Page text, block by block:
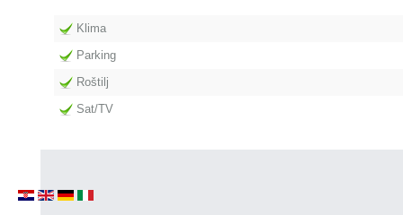
Klima
Parking
Roštilj
Sat/TV